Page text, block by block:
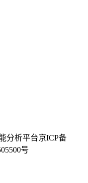
分析平台京ICP备
号